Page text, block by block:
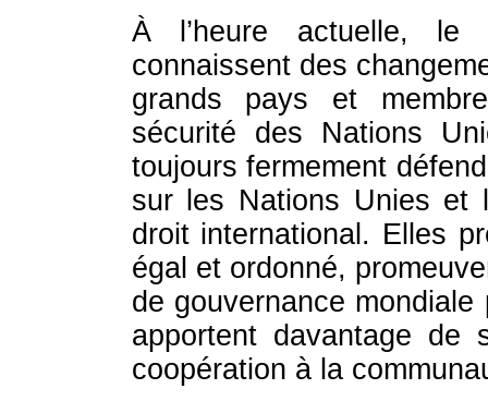
À l’heure actuelle, le
connaissent des
grands pays et
sécurité des Nations
toujours fermement
sur les Nations Unies et
droit international. Elles
égal et ordonné,
de gouvernance
apportent davantage de
coopération à la